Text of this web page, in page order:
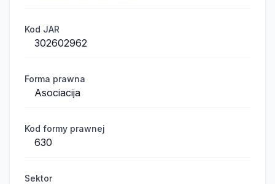
Kod JAR
302602962
Forma prawna
Asociacija
Kod formy prawnej
630
Sektor